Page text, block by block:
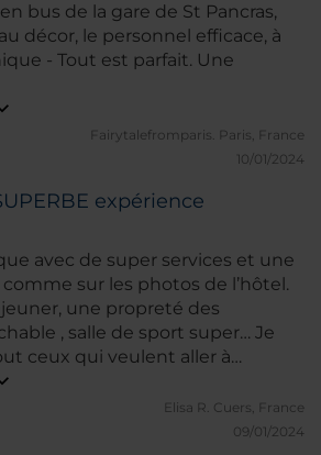
bus de la gare de St Pancras,
décor, le personnel efficace, à
- Tout est parfait. Une
Fairytalefromparis.
Paris, France
10/01/2024
expérience
avec de super services et une
sur les photos de l’hôtel.
une propreté des
, salle de sport super… Je
ceux qui veulent aller à
arrêt de bus tout autour
citymaper et de la 4g
Elisa R. Cuers, France
09/01/2024